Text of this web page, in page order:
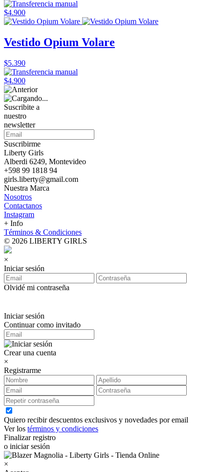
$4.900
Vestido Opium Volare
$5.390
$4.900
Suscribite a
nuestro
newsletter
Suscribirme
Liberty Girls
Alberdi 6249, Montevideo
+598 99 1818 94
girls.liberty@gmail.com
Nuestra Marca
Nosotros
Contactanos
Instagram
+ Info
Términos & Condiciones
© 2026 LIBERTY GIRLS
×
Iniciar sesión
Olvidé mi contraseña
Iniciar sesión
Continuar como invitado
Crear una cuenta
×
Registrarme
Quiero recibir descuentos exclusivos y novedades por email
Ver los términos y condiciones
Finalizar registro
o iniciar sesión
×